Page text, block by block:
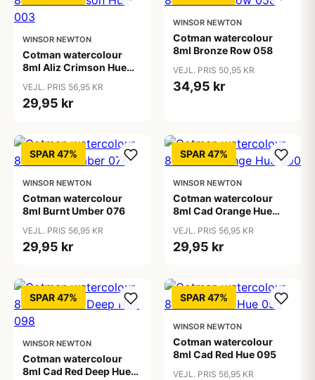
WINSOR NEWTON
Cotman watercolour
8ml Aliz Crimson Hue
VEJL. PRIS 56,95 KR
29,95 kr
WINSOR NEWTON
Cotman watercolour
8ml Bronze Row 058
VEJL. PRIS 50,95 KR
34,95 kr
SPAR 47%
WINSOR NEWTON
Cotman watercolour
8ml Burnt Umber 076
VEJL. PRIS 56,95 KR
29,95 kr
SPAR 47%
WINSOR NEWTON
Cotman watercolour
8ml Cad Orange Hue
VEJL. PRIS 56,95 KR
29,95 kr
SPAR 47%
WINSOR NEWTON
Cotman watercolour
8ml Cad Red Deep Hue
SPAR 47%
WINSOR NEWTON
Cotman watercolour
8ml Cad Red Hue 095
VEJL. PRIS 56,95 KR